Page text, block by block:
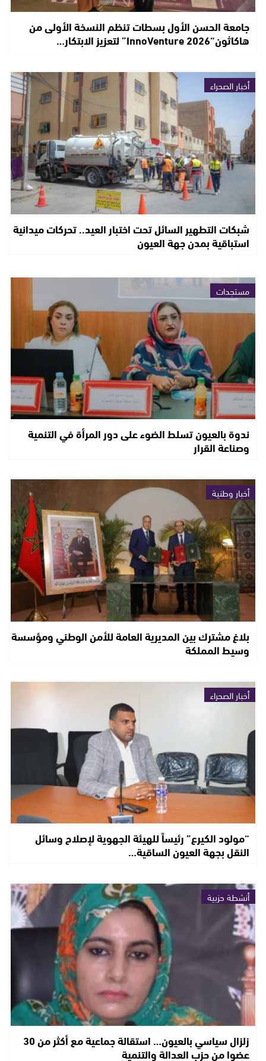
جامعة الحسن الأول بسطات تنظم النسخة الأولى من
هاكاثون“InnoVenture 2026” لتعزيز الابتكار…
أخبار الصحراء
شبكات التطهير السائل تحت اختبار العيد.. تحركات ميدانية
استباقية بمدن جهة العيون
مستجدات
ندوة بالعيون تسلط الضوء على دور المرأة في التنمية
وصناعة القرار
أخبار وطنية
بلاغ مشترك بين المديرية العامة للأمن الوطني ومؤسسة
وسيط المملكة
أخبار الصحراء
“مولود الكيرع” رئيساً للهيئة الجهوية لإصلاح وسائل
النقل بجهة العيون الساقية…
أنشطة حزبية
زلزال سياسي بالعيون… استقالة جماعية مع أكثر من 30
عضوا من حزب العدالة والتنمية